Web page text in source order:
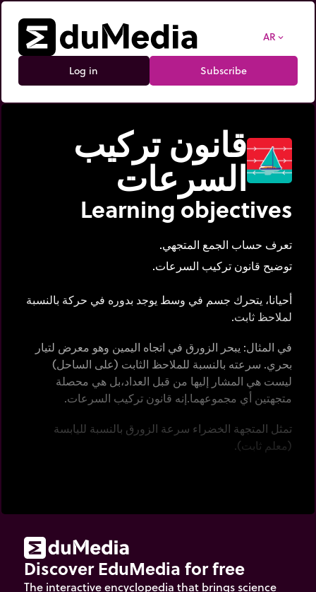
AR expand_more
Log in Subscribe
قانون تركيب
السرعات
Learning objectives
تعرف حساب الجمع المتجهي.
توضيح قانون تركيب السرعات.
أحيانا، يتحرك جسم في وسط يوجد بدوره في حركة بالنسبة
لملاحظ ثابت.
في المثال: يبحر الزورق في اتجاه اليمين وهو معرض لتيار
بحري. سرعته بالنسبة للملاحظ الثابت (على الساحل)
ليست هي المشار إليها من قبل العداد،بل هي محصلة
متجهتين أي مجموعهما.إنه قانون تركيب السرعات.
تمثل المتجهة الخضراء سرعة الزورق بالنسبة لليابسة
(معلم ثابت).
إذن سرعة الزورق بالنسبة لليابسة (الوحيدة التي تهمنا خلال
الإبحار) تساوي المجموع المتجهي للسرعتين الآخريتين.
تنطبق هذه الاعتبارات أيضا بشكل ملموس على منطاد
موجه معرض لانسياق من قبل الرياح.
Discover EduMedia for free
The interactive encyclopedia that brings science